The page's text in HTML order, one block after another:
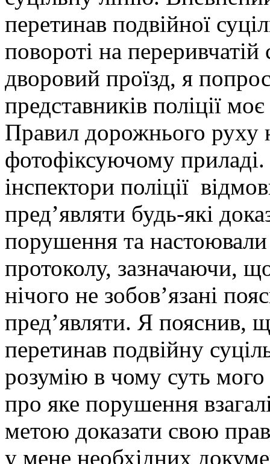
перетинав подвійної
повороті на переривчатій
дворовий проїзд, я
представників поліції
Правил дорожнього руху
фотофіксуючому
інспектори поліції
пред’являти будь-які
порушення та настоювали
протоколу, зазначаючи,
нічого не зобов’язані
пред’являти. Я пояснив,
перетинав подвійну
розумію в чому суть мого
про яке порушення
метою доказати свою
у мене необхідних